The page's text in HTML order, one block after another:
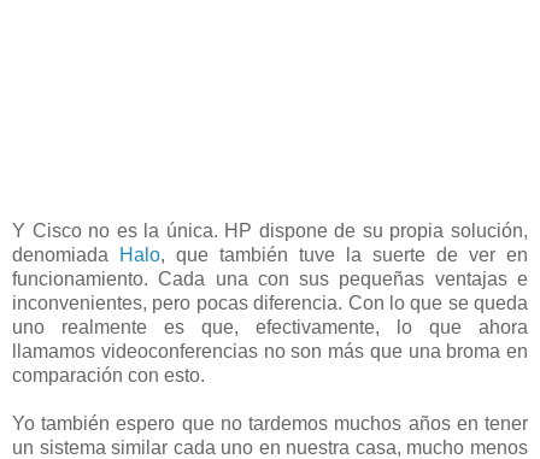
Y Cisco no es la única. HP dispone de su propia solución,
denomiada
Halo, que también tuve la suerte de ver en
funcionamiento. Cada una con sus pequeñas ventajas e
inconvenientes, pero pocas diferencia. Con lo que se queda
uno realmente es que, efectivamente, lo que ahora
llamamos videoconferencias no son más que una broma en
comparación con esto.
Yo también espero que no tardemos muchos años en tener
un sistema similar cada uno en nuestra casa, mucho menos